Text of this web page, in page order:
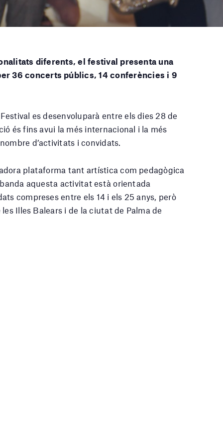
diferents, el festival presenta una
36 concerts públics, 14 conferències i 9
es desenvoluparà entre els dies 28 de
és fins avui la més internacional i la més
d’activitats i convidats.
plataforma tant artística com pedagògica
aquesta activitat està orientada
compreses entre els 14 i els 25 anys, però
Illes Balears i de la ciutat de Palma de